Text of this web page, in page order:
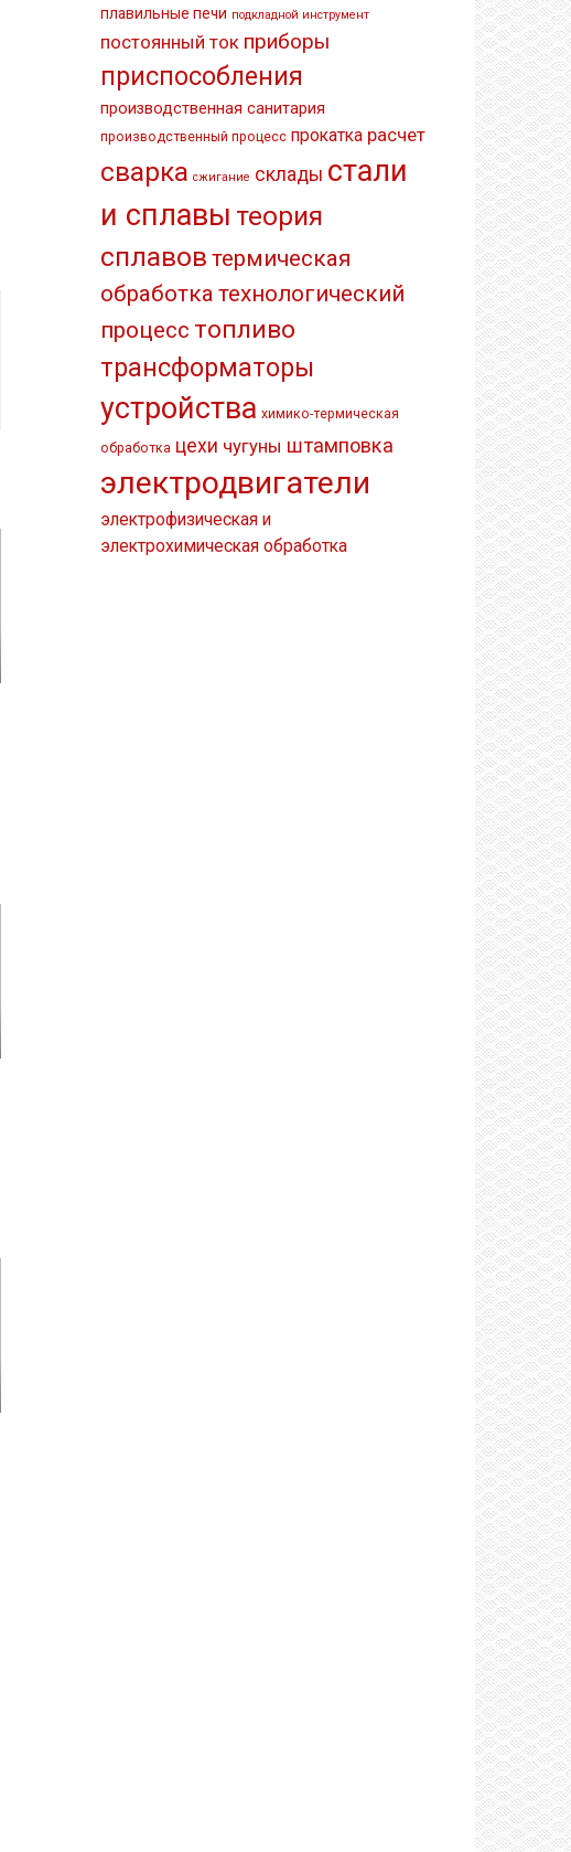
плавильные печи подкладной инструмент
постоянный ток приборы
приспособления
производственная санитария
производственный процесс прокатка расчет
сварка сжигание склады стали
и сплавы теория
сплавов термическая
обработка технологический
процесс топливо
трансформаторы
устройства химико-термическая
обработка цехи чугуны штамповка
электродвигатели
электрофизическая и
электрохимическая обработка